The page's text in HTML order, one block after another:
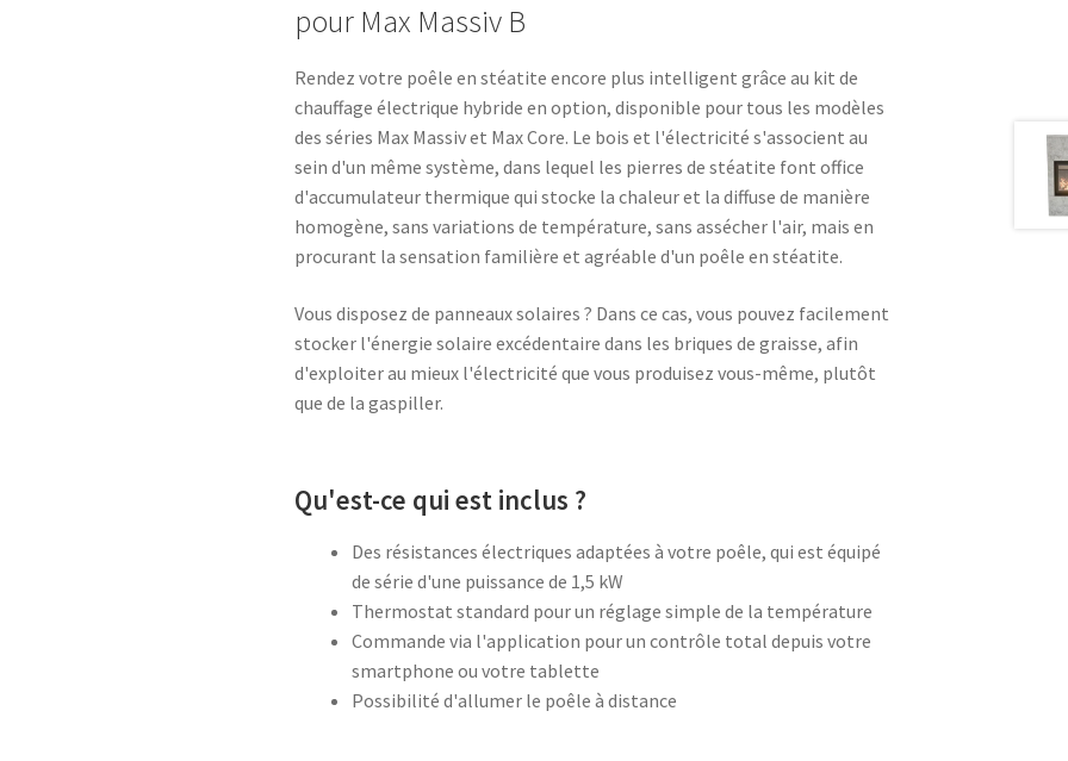
pour Max Massiv B
Rendez votre poêle en stéatite encore plus intelligent grâce au kit de
chauffage électrique hybride en option, disponible pour tous les modèles
des séries Max Massiv et Max Core. Le bois et l'électricité s'associent au
sein d'un même système, dans lequel les pierres de stéatite font office
d'accumulateur thermique qui stocke la chaleur et la diffuse de manière
homogène, sans variations de température, sans assécher l'air, mais en
procurant la sensation familière et agréable d'un poêle en stéatite.
Vous disposez de panneaux solaires ? Dans ce cas, vous pouvez facilement
stocker l'énergie solaire excédentaire dans les briques de graisse, afin
d'exploiter au mieux l'électricité que vous produisez vous-même, plutôt
que de la gaspiller.
Qu'est-ce qui est inclus ?
Des résistances électriques adaptées à votre poêle, qui est équipé
de série d'une puissance de 1,5 kW
Thermostat standard pour un réglage simple de la température
Commande via l'application pour un contrôle total depuis votre
smartphone ou votre tablette
Possibilité d'allumer le poêle à distance